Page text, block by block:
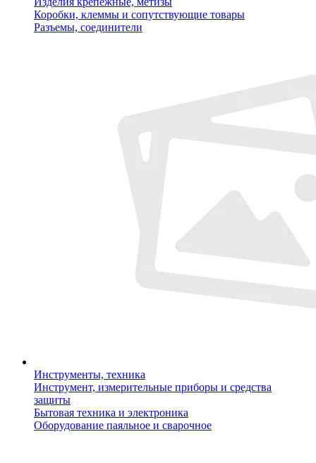
Коробки, клеммы и сопутствующие товары
Разъемы, соединители
Инструменты, техника
Инструмент, измерительные приборы и средства
защиты
Бытовая техника и электроника
Оборудование паяльное и сварочное